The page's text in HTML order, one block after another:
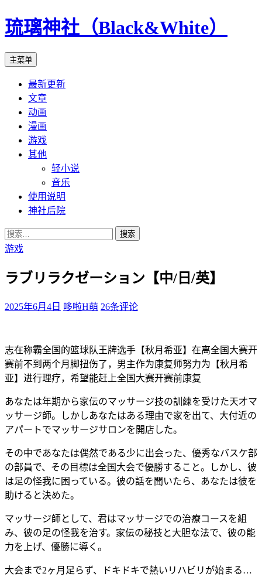
琉璃神社（Black&White）
搜
主菜单
正
文
最新更新
文章
动画
漫画
游戏
其他
轻小说
音乐
使用说明
神社后院
搜
索：
游戏
ラブリラクゼーション【中/日/英】
2025年6月4日 哆啦H萌 26条评论
志在称霸全国的篮球队王牌选手【秋月希亚】在离全国大赛开
赛前不到两个月脚扭伤了，男主作为康复师努力为【秋月希
亚】进行理疗，希望能赶上全国大赛开赛前康复
あなたは年期から家伝のマッサージ技の訓練を受けた天才マ
ッサージ師。しかしあなたはある理由で家を出て、大付近の
アパートでマッサージサロンを開店した。
その中であなたは偶然である少に出会った、優秀なバスケ部
の部員で、その目標は全国大会で優勝すること。しかし、彼
は足の怪我に困っている。彼の話を聞いたら、あなたは彼を
助けると決めた。
マッサージ師として、君はマッサージでの治療コースを組
み、彼の足の怪我を治す。家伝の秘技と大胆な法で、彼の能
力を上げ、優勝に導く。
大会まで2ヶ月足らず、ドキドキで熱いリハビリが始まる…